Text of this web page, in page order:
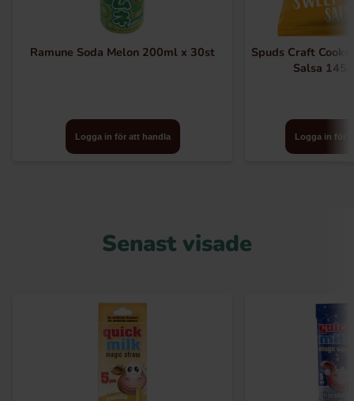
Ramune Soda Melon 200ml x 30st
Logga in för att handla
Spuds Craft
Salsa
Logga in för
Senast visade